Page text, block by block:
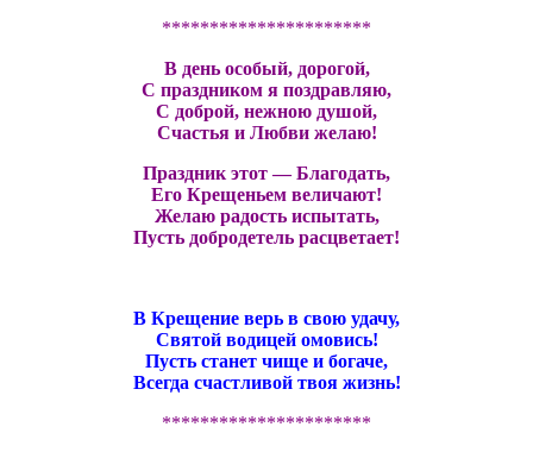
**********************
В день особый, дорогой,
С праздником я поздравляю,
С доброй, нежною душой,
Счастья и Любви желаю!
Праздник этот — Благодать,
Его Крещеньем величают!
Желаю радость испытать,
Пусть добродетель расцветает!
В Крещение верь в свою удачу,
Святой водицей омовись!
Пусть станет чище и богаче,
Всегда счастливой твоя жизнь!
**********************